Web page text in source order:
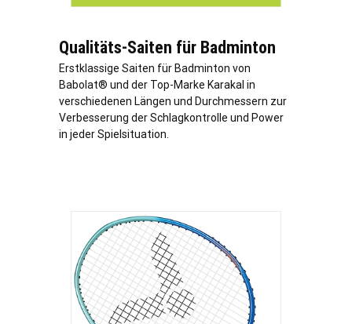
Qualitäts-Saiten für Badminton
Erstklassige Saiten für Badminton von
Babolat® und der Top-Marke Karakal in
verschiedenen Längen und Durchmessern zur
Verbesserung der Schlagkontrolle und Power
in jeder Spielsituation.